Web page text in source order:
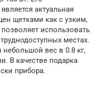
актуальная
щетками как с узким,
использовать
местах.
небольшой вес в 0.8 кг,
В качестве подарка
прибора.